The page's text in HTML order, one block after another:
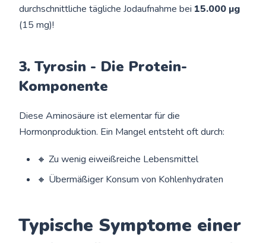
durchschnittliche tägliche Jodaufnahme bei 15.000 µg
(15 mg)!
3. Tyrosin - Die Protein-
Komponente
Diese Aminosäure ist elementar für die
Hormonproduktion. Ein Mangel entsteht oft durch:
🔸 Zu wenig eiweißreiche Lebensmittel
🔸 Übermäßiger Konsum von Kohlenhydraten
Typische Symptome einer